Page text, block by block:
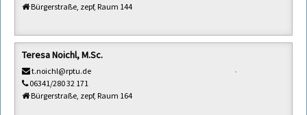
Bürgerstraße, zepf, Raum 144
Teresa Noichl, M.Sc.
t.noichl@rptu.de
06341/280 32 171
Bürgerstraße, zepf, Raum 164